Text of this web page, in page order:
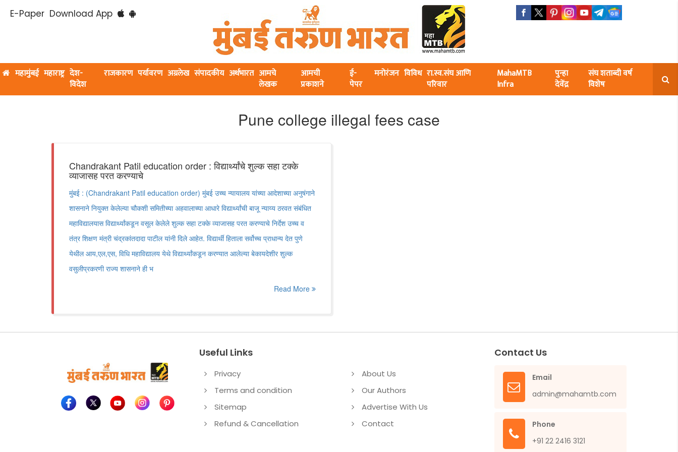
E-Paper Download App
महामुंबई महाराष्ट्र देश-
विदेश
राजकारण पर्यावरण अग्रलेख संपादकीय अर्थभारत आमचे
लेखक
आमची
प्रकाशने
ई-
पेपर
मनोरंजन विविध रा.स्व.संघ आणि
परिवार
MahaMTB
Infra
पुन्हा
देवेंद्र
संघ शताब्दी वर्ष
विशेष
Pune college illegal fees case
Chandrakant Patil education order : विद्यार्थ्यांचे शुल्क सहा टक्के
व्याजासह परत करण्याचे
मुंबई : (Chandrakant Patil education order) मुंबई उच्च न्यायालय यांच्या आदेशाच्या अनुषंगाने
शासनाने नियुक्त केलेल्या चौकशी समितीच्या अहवालाच्या आधारे विद्यार्थ्यांची बाजू न्याय्य ठरवत संबंधित
महाविद्यालयास विद्यार्थ्यांकडून वसूल केलेले शुल्क सहा टक्के व्याजासह परत करण्याचे निर्देश उच्च व
तंत्र शिक्षण मंत्री चंद्रकांतदादा पाटील यांनी दिले आहेत. विद्यार्थी हिताला सर्वोच्च प्राधान्य देत पुणे
येथील आय,एल,एस, विधि महाविद्यालय येथे विद्यार्थ्यांकडून करण्यात आलेल्या बेकायदेशीर शुल्क
वसुलीप्रकरणी राज्य शासनाने ही भ
Read More
Useful Links
Privacy
Terms and condition
Sitemap
Refund & Cancellation
About Us
Our Authors
Advertise With Us
Contact
Contact Us
Email
admin@mahamtb.com
Phone
+91 22 2416 3121